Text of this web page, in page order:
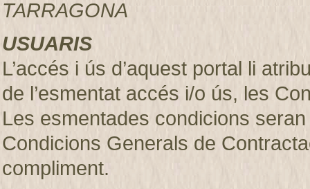
TARRAGONA
USUARIS
L’accés i ús d’aquest portal li
de l’esmentat accés i/o ús, les
Les esmentades condicions
Condicions Generals de
compliment.